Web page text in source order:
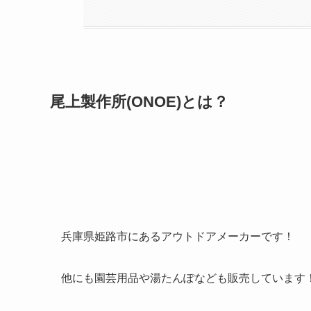
尾上製作所(ONOE)とは？
兵庫県姫路市にあるアウトドアメーカーです！
他にも園芸用品や湯たんぽなども販売しています